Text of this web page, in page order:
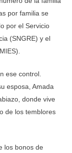
por familia se
por el Servicio
(SNGRE) y el
ese control.
esposa, Amada
donde vive
de los temblores
los bonos de